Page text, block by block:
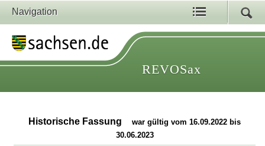
Navigation
REVOSax
Historische Fassung
war gültig vom 16.09.2022 bis
30.06.2023